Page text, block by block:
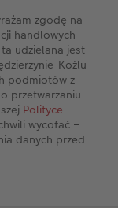
zgodę na
handlowych
udzielana jest
Koźlu
podmiotów z
przetwarzaniu
Polityce
wycofać –
danych przed